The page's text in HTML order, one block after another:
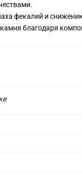
фекалий и
благодаря